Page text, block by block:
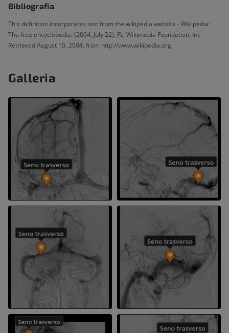
Bibliografia
This definition incorporates text from the wikipedia website - Wikipedia:
The free encyclopedia. (2004, July 22). FL: Wikimedia Foundation, Inc.
Retrieved August 10, 2004, from http://www.wikipedia.org
Galleria